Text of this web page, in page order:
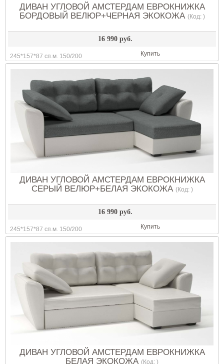
ДИВАН УГЛОВОЙ АМСТЕРДАМ ЕВРОКНИЖКА
БОРДОВЫЙ ВЕЛЮР+ЧЕРНАЯ ЭКОКОЖА (Код: )
16 990 руб.
245*157*87 сп.м. 150/200 Купить
ДИВАН УГЛОВОЙ АМСТЕРДАМ ЕВРОКНИЖКА
СЕРЫЙ ВЕЛЮР+БЕЛАЯ ЭКОКОЖА (Код: )
16 990 руб.
245*157*87 сп.м. 150/200 Купить
ДИВАН УГЛОВОЙ АМСТЕРДАМ ЕВРОКНИЖКА
БЕЛАЯ ЭКОКОЖА (Код: )